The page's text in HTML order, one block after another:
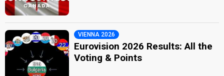
VIENNA 2026
Eurovision 2026 Results: All the
Voting & Points